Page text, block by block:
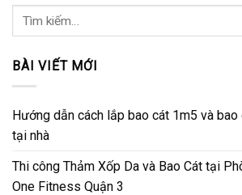
Tìm
BÀI VIẾT MỚI
Hướng dẫn cách lắp bao cát 1m5 và
tại nhà
Thi công Thảm Xốp Da và Bao Cát tại
One Fitness Quận 3